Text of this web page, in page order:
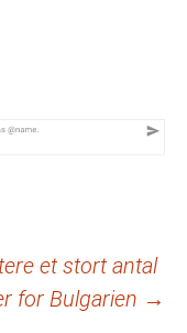
et stort antal
for Bulgarien →